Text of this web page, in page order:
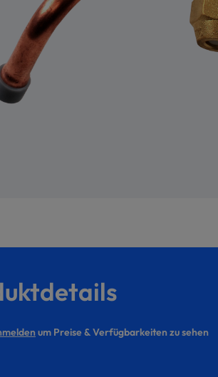
um Preise & Verfügbarkeiten zu sehen